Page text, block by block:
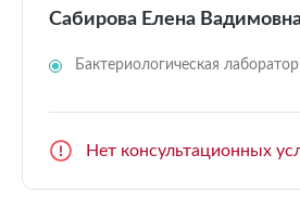
Сабирова Елена
Бактериологическая
Нет консультационных